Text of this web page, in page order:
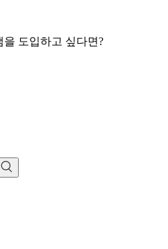
을 도입하고 싶다면?